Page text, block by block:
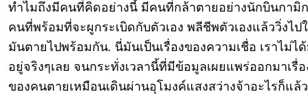
ทำไมถึงมีคนที่คิดอย่างนี้ มีคนที่กล้าตายอย่างนักบินกามิ
คนที่พร้อมที่จะผูกระเบิดกับตัวเอง พลีชีพตัวเองแล้ววิ่งไป
มันตายไปพร้อมกัน. นี่มันเป็นเรื่องของความเชื่อ เราไม่ไ
อยู่จริงๆเลย จนกระทั่งเวลานี้ที่มีข้อมูลเผยแพร่ออกมาเรื่
ของคนตายเหมือนเดินผ่านอุโมงค์แสงสว่างจ้าอะไรก็แล้